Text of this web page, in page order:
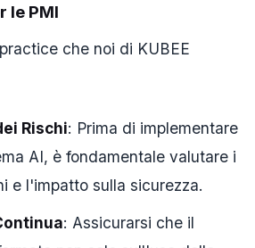
le PMI
che noi di KUBEE
Rischi: Prima di implementare
AI, è fondamentale valutare i
e l'impatto sulla sicurezza.
: Assicurarsi che il